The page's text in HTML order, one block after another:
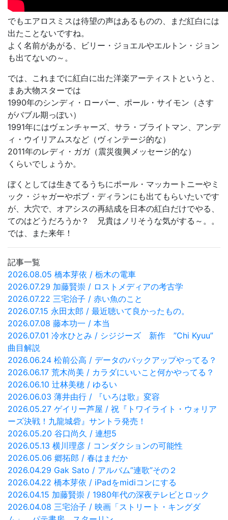
でもエアロスミスは待望の声はあるものの、まだ紅白には
出たことないですね。
よく名前があがる、ビリー・ジョエルやエルトン・ジョン
も出てないの～。
では、これまでに紅白に出た洋楽アーティストというと、
まあ大物スターでは
1990年のシンディ・ローパー、ポール・サイモン（さす
がバブル期っぽい）
1991年にはヴェンチャーズ、サラ・ブライトマン、アンデ
ィ・ウイリアムスなど（ヴィンテージ的な）
2011年のレディ・ガガ（震災復興メッセージ的な）
くらいでしょうか。
ぼくとしては生きてるうちにポール・マッカートニーやミ
ック・ジャガーやボブ・ディランにも出てもらいたいです
が、大穴で、オアシスの再結成を日本の紅白だけでやる、
てのはどうだろうか？ 兄貴はノリそうな気がする～。。
では、また来年！
記事一覧
2026.08.05 橋本芽依 / 栃木の電車
2026.07.29 加藤賢崇 / ロストメディアの考古学
2026.07.22 三宅治子 / 赤い魚のこと
2026.07.15 永田太郎 / 最近聴いて良かったもの。
2026.07.08 藤本功一 / 本当
2026.07.01 冷水ひとみ / シジジーズ 新作 ”Chi Kyuu”
曲目解説
2026.06.24 松前公高 / データのバックアップやってる？
2026.06.17 荒木尚美 / カラダにいいこと何かやってる？
2026.06.10 辻林美穂 / ゆるい
2026.06.03 薄井由行 / 『いろは歌』変容
2026.05.27 ゲイリー芦屋 / 祝『トワイライト・ウォリア
ーズ決戦！九龍城砦』サントラ発売！
2026.05.20 谷口尚久 / 連想5
2026.05.13 横川理彦 / コンダクションの可能性
2026.05.06 郷拓郎 / 春はまだか
2026.04.29 Gak Sato / アルバム”連歌”その２
2026.04.22 橋本芽依 / iPadをmidiコンにする
2026.04.15 加藤賢崇 / 1980年代の深夜テレビとロック
2026.04.08 三宅治子 / 映画「ストリート・キングダ